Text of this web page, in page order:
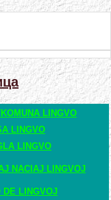
LINGVO
LINGVO
LINGVO
NACIAJ LINGVOJ
DE LINGVOJ